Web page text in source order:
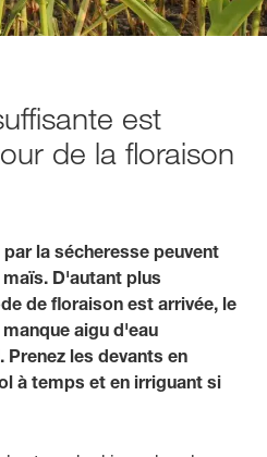
est
de la floraison
la sécheresse peuvent
D'autant plus
de floraison est arrivée, le
aigu d'eau
les devants en
à temps et en irriguant si